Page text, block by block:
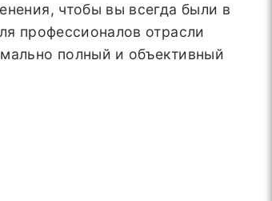
чтобы вы всегда были в
профессионалов отрасли
полный и объективный